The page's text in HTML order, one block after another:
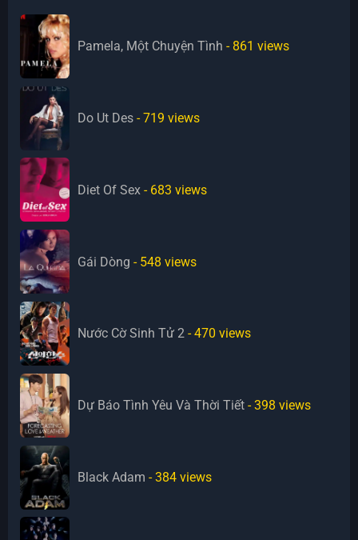
Pamela, Một Chuyện Tình - 861 views
Do Ut Des - 719 views
Diet Of Sex - 683 views
Gái Dòng - 548 views
Nước Cờ Sinh Tử 2 - 470 views
Dự Báo Tình Yêu Và Thời Tiết - 398 views
Black Adam - 384 views